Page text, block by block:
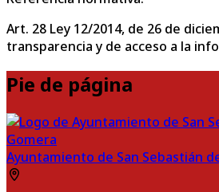
Art. 28 Ley 12/2014, de 26 de
transparencia y de acceso a la
Pie de página
Ayuntamiento de San Sebastián